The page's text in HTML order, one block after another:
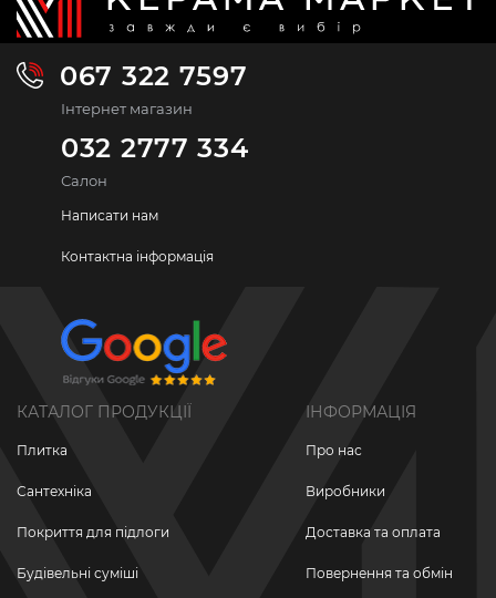
067 322 7597
Інтернет магазин
032 2777 334
Салон
Написати нам
Контактна інформація
КАТАЛОГ ПРОДУКЦІЇ
Плитка
Сантехніка
Покриття для підлоги
Будівельні суміші
ІНФОРМАЦІЯ
Про нас
Виробники
Доставка та оплата
Повернення та обмін